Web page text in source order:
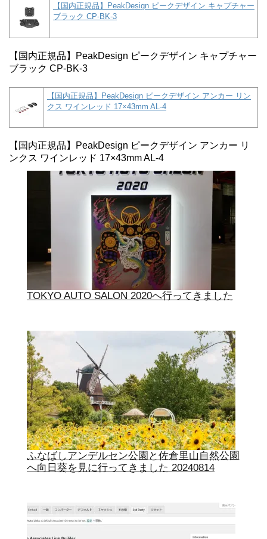
【国内正規品】PeakDesign ピークデザイン キャプチャー
ブラック CP-BK-3
【国内正規品】PeakDesign ピークデザイン キャプチャー
ブラック CP-BK-3
【国内正規品】PeakDesign ピークデザイン アンカー リン
クス ワインレッド 17×43mm AL-4
【国内正規品】PeakDesign ピークデザイン アンカー リ
ンクス ワインレッド 17×43mm AL-4
TOKYO AUTO SALON 2020へ行ってきました
ふなばしアンデルセン公園と佐倉里山自然公園
へ向日葵を見に行ってきました 20240814